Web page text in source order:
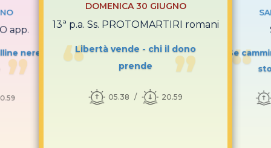
app.
nere
DOMENICA 30 GIUGNO
13ª p.a. Ss. PROTOMARTIRI romani
Libertà vende - chi il dono
prende
05.38 20.59
Se